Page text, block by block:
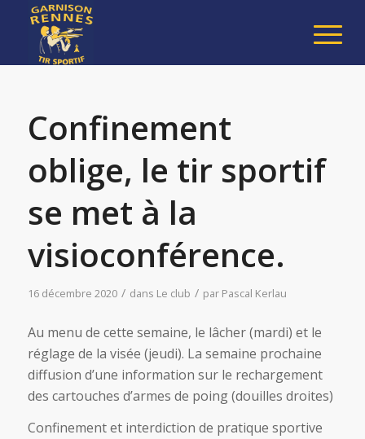
Confinement
oblige, le tir sportif
se met à la
visioconférence.
16 décembre 2020 / dans Le club / par Pascal Kerlau
Au menu de cette semaine, le lâcher (mardi) et le
réglage de la visée (jeudi). La semaine prochaine
diffusion d’une information sur le rechargement
des cartouches d’armes de poing (douilles droites)
Confinement et interdiction de pratique sportive